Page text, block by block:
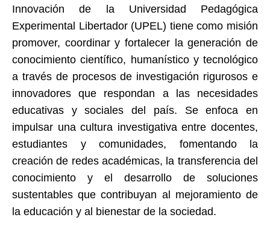
Innovación de la Universidad Pedagógica
Experimental Libertador (UPEL) tiene como misión
promover, coordinar y fortalecer la generación de
conocimiento científico, humanístico y tecnológico
a través de procesos de investigación rigurosos e
innovadores que respondan a las necesidades
educativas y sociales del país. Se enfoca en
impulsar una cultura investigativa entre docentes,
estudiantes y comunidades, fomentando la
creación de redes académicas, la transferencia del
conocimiento y el desarrollo de soluciones
sustentables que contribuyan al mejoramiento de
la educación y al bienestar de la sociedad.